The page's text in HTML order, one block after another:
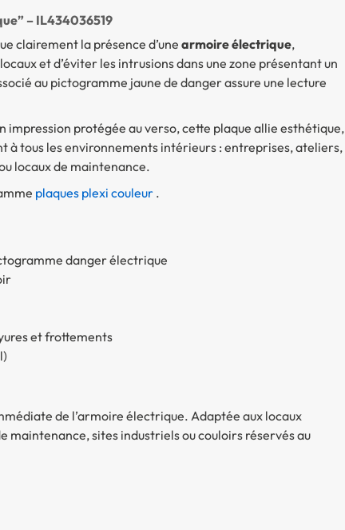
– IL434036519
clairement la présence d’une armoire électrique,
et d’éviter les intrusions dans une zone présentant un
au pictogramme jaune de danger assure une lecture
impression protégée au verso, cette plaque allie esthétique,
à tous les environnements intérieurs : entreprises, ateliers,
locaux de maintenance.
plaques plexi couleur .
danger électrique
et frottements
de l’armoire électrique. Adaptée aux locaux
maintenance, sites industriels ou couloirs réservés au